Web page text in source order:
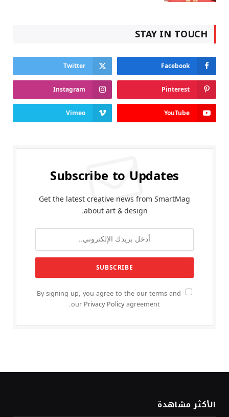
STAY IN TOUCH
Facebook
Twitter
Pinterest
Instagram
YouTube
Vimeo
Subscribe to Updates
Get the latest creative news from SmartMag
about art & design.
By signing up, you agree to the our terms and
our Privacy Policyagreement.
الأكثر مشاهدة